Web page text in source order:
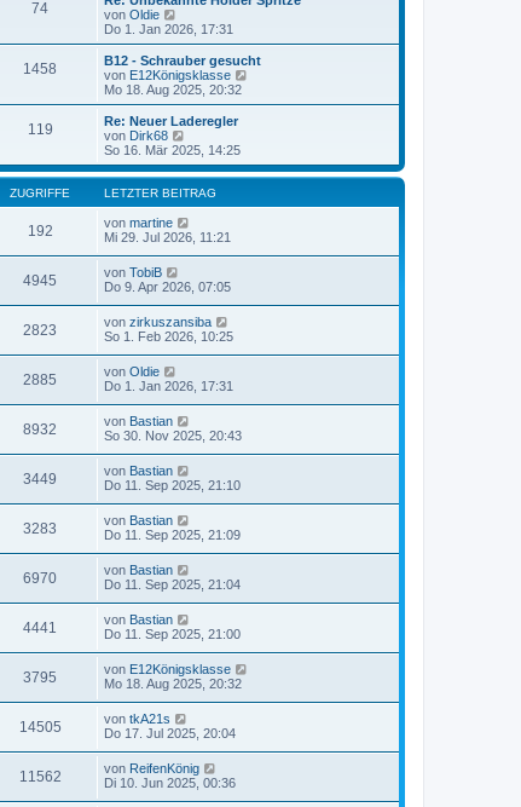
r
a
g
B
e
i
r
a
g
t
e
r
B
e
i
r
a
g
74
von Oldie
e
u
e
s
t
e
r
B
e
i
t
r
g
Do 1. Jan 2026, 17:31
1458
B12 - Schrauber gesucht
von E12Königsklasse
u
e
r
e
Mo 18. Aug 2025, 20:32
119
Re: Neuer Laderegler
von Dirk68
e
u
e
s
t
e
r
i
t
r
a
g
So 16. Mär 2025, 14:25
ZUGRIFFE LETZTER BEITRAG
192 von martine
Mi 29. Jul 2026, 11:21
4945 von TobiB
Do 9. Apr 2026, 07:05
2823 von zirkuszansiba
So 1. Feb 2026, 10:25
2885 von Oldie
Do 1. Jan 2026, 17:31
8932 von Bastian
So 30. Nov 2025, 20:43
3449 von Bastian
Do 11. Sep 2025, 21:10
3283 von Bastian
Do 11. Sep 2025, 21:09
6970 von Bastian
Do 11. Sep 2025, 21:04
4441 von Bastian
Do 11. Sep 2025, 21:00
3795 von E12Königsklasse
Mo 18. Aug 2025, 20:32
14505 von tkA21s
Do 17. Jul 2025, 20:04
11562 von ReifenKönig
Di 10. Jun 2025, 00:36